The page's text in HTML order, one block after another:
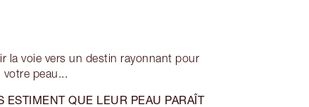
la voie vers un destin rayonnant pour
votre peau...
ESTIMENT QUE LEUR PEAU PARAÎT